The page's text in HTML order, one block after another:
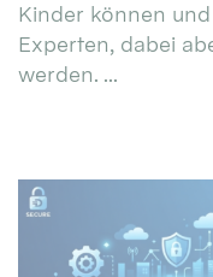
Kinder können
Experten, dabei
werden. ...